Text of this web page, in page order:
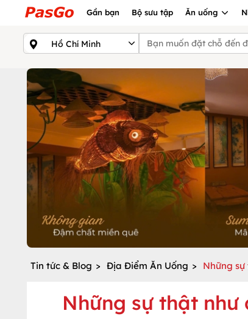
Gần bạn Bộ sưu tập Ăn uống
Tin tức & Blog > Địa Điểm Ăn Uống > Những
Những sự thật như